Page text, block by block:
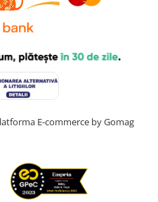
E-commerce by Gomag